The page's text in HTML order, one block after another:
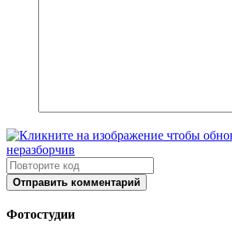
Отправить комментарий
Фотостудии